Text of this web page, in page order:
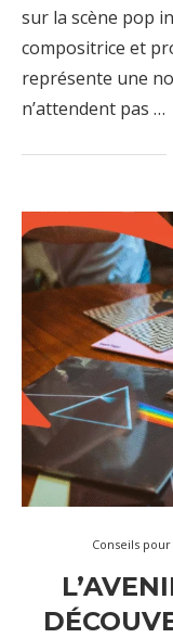
sur la scène pop
compositrice et
représente une
n’attendent pas …
Conseils